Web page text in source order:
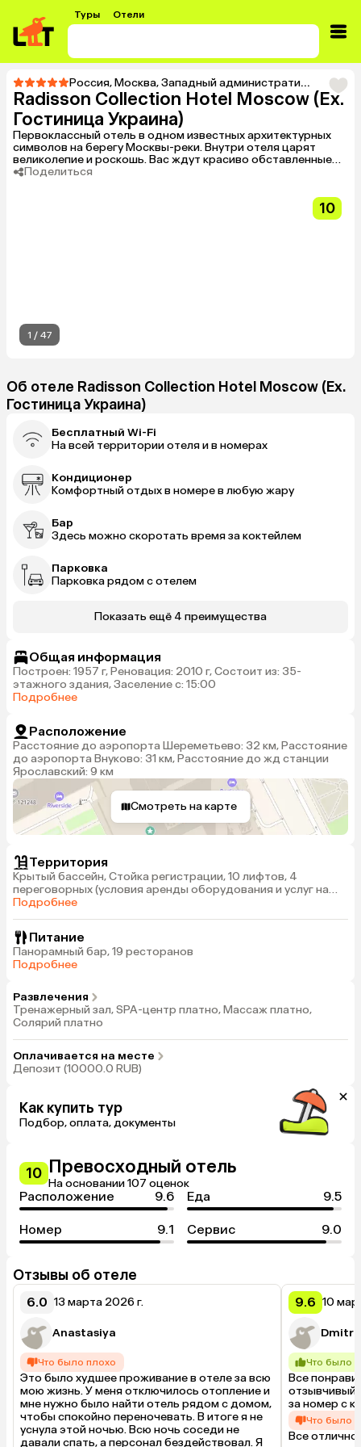
Туры Отели
Россия,Москва,Западный административный округ (ЗАО)
Radisson Collection Hotel Moscow (Ex.
Гостиница Украина)
Первоклассный отель в одном известных архитектурных
символов на берегу Москвы-реки. Внутри отеля царят
великолепие и роскошь. Вас ждут красиво обставленные
номера, рестораны на любой вкус, инновационные
панорамный бар на 31-м этаже. Отель также располагает
целой флотилией из десяти яхт, на которых можно в любое
Поделиться
10
1 / 47
Об отеле Radisson Collection Hotel Moscow (Ex.
Гостиница Украина)
Бесплатный Wi-Fi
На всей территории отеля и в номерах
Кондиционер
Комфортный отдых в номере в любую жару
Бар
Здесь можно скоротать время за коктейлем
Парковка
Парковка рядом с отелем
Показать ещё 4 преимущества
Общая информация
Построен: 1957 г, Реновация: 2010 г, Состоит из: 35-
этажного здания, Заселение с: 15:00
Подробнее
Расположение
Расстояние до аэропорта Шереметьево: 32 км, Расстояние
до аэропорта Внуково: 31 км, Расстояние до жд станции
Ярославский: 9 км
Смотреть на карте
Территория
Крытый бассейн, Стойка регистрации, 10 лифтов, 4
переговорных (условия аренды оборудования и услуг на
усмотрение администрации отеля)
Подробнее
Питание
Панорамный бар, 19 ресторанов
Подробнее
Развлечения
Тренажерный зал, SPA-центр платно, Массаж платно,
Солярий платно
Оплачивается на месте
Депозит (10000.0 RUB)
Как купить тур
Подбор, оплата, документы
10 Превосходный отель
На основании 107 оценок
Расположение 9.6 Еда 9.5
Номер 9.1 Сервис 9.0
Отзывы об отеле
6.0 13 марта 2026 г.
Anastasiya
Что было плохо
Это было худшее проживание в отеле за всю
мою жизнь. У меня отключилось отопление и
мне нужно было найти отель рядом с домом,
чтобы спокойно переночевать. В итоге я не
уснула этой ночью. Всю ночь соседи не
давали спать, а персонал бездействовал. Я
9.6 10
Dmitrij
Что было
Все
отзывчивый
за номер с
Что было
Все отлично